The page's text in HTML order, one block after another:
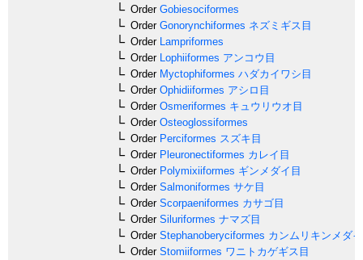
OrderGobiesociformes
OrderGonorynchiformes ネズミギス目
OrderLampriformes
OrderLophiiformes アンコウ目
OrderMyctophiformes ハダカイワシ目
OrderOphidiiformes アシロ目
OrderOsmeriformes キュウリウオ目
OrderOsteoglossiformes
OrderPerciformes スズキ目
OrderPleuronectiformes カレイ目
OrderPolymixiiformes ギンメダイ目
OrderSalmoniformes サケ目
OrderScorpaeniformes カサゴ目
OrderSiluriformes ナマズ目
OrderStephanoberyciformes カンムリキンメダ
OrderStomiiformes ワニトカゲギス目